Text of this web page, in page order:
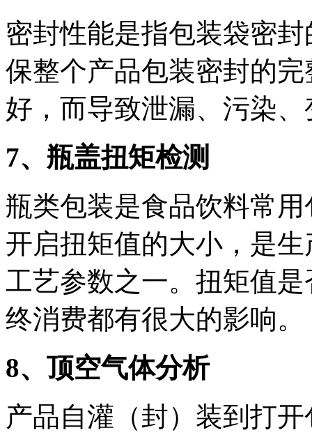
密封性能是指包装袋密
保整个产品包装密封的
好，而导致泄漏、污染
7、瓶盖扭矩检测
瓶类包装是食品饮料常
开启扭矩值的大小，是
工艺参数之一。扭矩值
终消费都有很大的影响。
8、顶空气体分析
产品自灌（封）装到打